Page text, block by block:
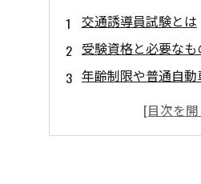
交通誘導員試験とは
受験資格と必要なも
年齢制限や普通自
受験料や試験日程に